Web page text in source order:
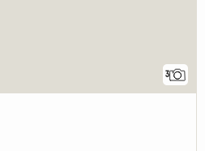
3